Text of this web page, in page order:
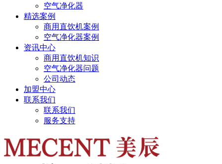
空气净化器
精选案例
商用直饮机案例
空气净化器案例
资讯中心
商用直饮机知识
空气净化器问题
公司动态
加盟中心
联系我们
联系我们
服务支持